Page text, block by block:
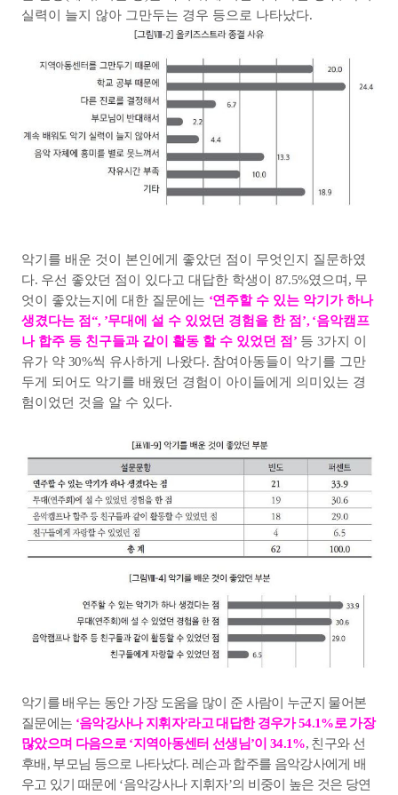
실력이 늘지 않아 그만두는 경우 등으로 나타났다.
악기를 배운 것이 본인에게 좋았던 점이 무엇인지 질문하였
다. 우선 좋았던 점이 있다고 대답한 학생이 87.5%였으며 , 무
엇이 좋았는지에 대한 질문에는 ‘연주할 수 있는 악기가 하나
생겼다는 점“, ’무대에 설 수 있었던 경험을 한 점’, ‘음악캠프
나 합주 등 친구들과 같이 활동 할 수 있었던 점’ 등 3가지 이
유가 약 30%씩 유사하게 나왔다. 참여아동들이 악기를 그만
두게 되어도 악기를 배웠던 경험이 아이들에게 의미있는 경
험이었던 것을 알 수 있다.
악기를 배우는 동안 가장 도움을 많이 준 사람이 누군지 물어본
질문에는 ‘음악강사나 지휘자’라고 대답한 경우가54.1%로 가장
많았으며 다음으로 ‘지역아동센터 선생님’이34.1%, 친구와 선
후배 , 부모님 등으로 나타났다.레슨과 합주를 음악강사에게 배
우고 있기 때문에 ‘음악강사나 지휘자’의 비중이 높은 것은 당연